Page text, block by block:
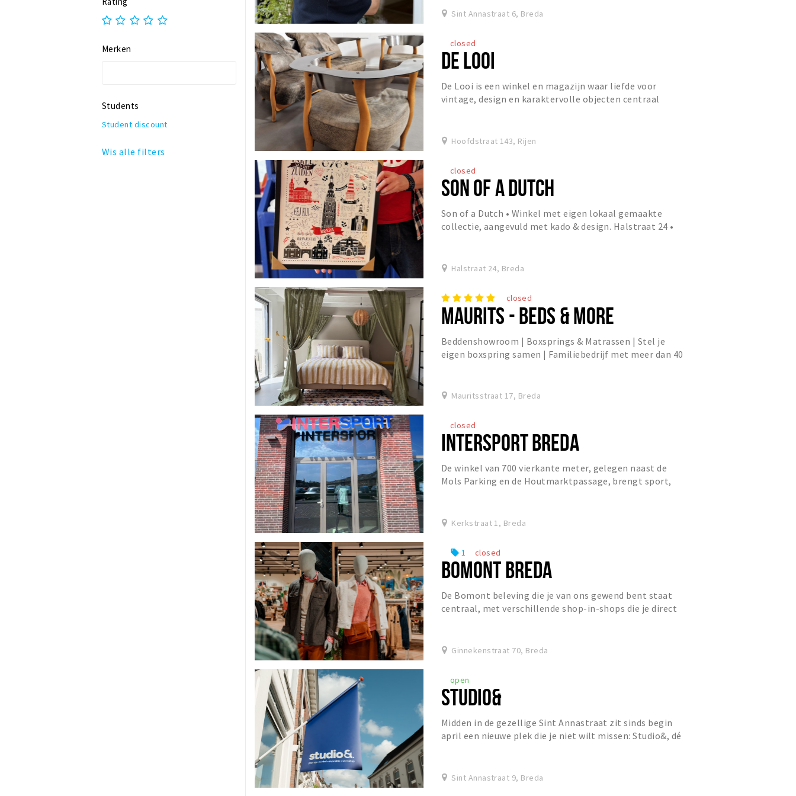
Winkelhof 't Sas
Merken
Students
Student discount
Wis alle filters
Sint Annastraat 6, Breda
closed
DE LOOI
De Looi is een winkel en magazijn waar liefde voor
vintage, design en karaktervolle objecten centraal
Hoofdstraat 143, Rijen
closed
SON OF A DUTCH
Son of a Dutch • Winkel met eigen lokaal gemaakte
collectie, aangevuld met kado & design. Halstraat 24 •
Halstraat 24, Breda
closed
MAURITS - BEDS & MORE
Beddenshowroom | Boxsprings & Matrassen | Stel je
eigen boxspring samen | Familiebedrijf met meer dan 40
Mauritsstraat 17, Breda
closed
INTERSPORT BREDA
De winkel van 700 vierkante meter, gelegen naast de
Mols Parking en de Houtmarktpassage, brengt sport,
Kerkstraat 1, Breda
local_offer 1 closed
BOMONT BREDA
De Bomont beleving die je van ons gewend bent staat
centraal, met verschillende shop-in-shops die je direct
Ginnekenstraat 70, Breda
open
STUDIO&
Midden in de gezellige Sint Annastraat zit sinds begin
april een nieuwe plek die je niet wilt missen: Studio&, dé
Sint Annastraat 9, Breda